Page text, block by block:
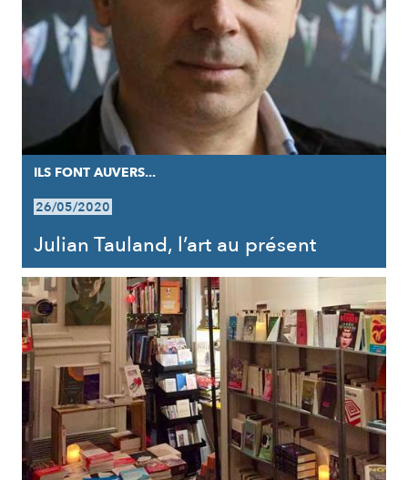
ILS FONT AUVERS...
26/05/2020
Julian Tauland, l’art au présent